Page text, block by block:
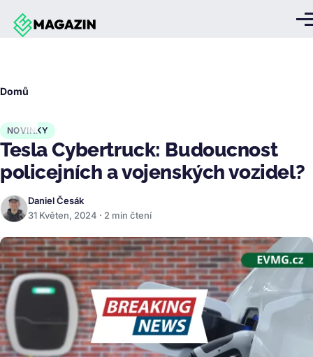
Přejít k hlavnímu obsahu
Domů
NOVINKY
Tesla Cybertruck: Budoucnost
policejních a vojenských vozidel?
Daniel Česák
31 Květen, 2024 · 2 min čtení